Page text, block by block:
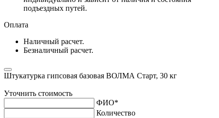
подъездных путей.
Оплата
Наличный расчет.
Безналичный расчет.
Штукатурка гипсовая базовая ВОЛМА Старт, 30 кг
Уточнить стоимость
ФИО*
Количество